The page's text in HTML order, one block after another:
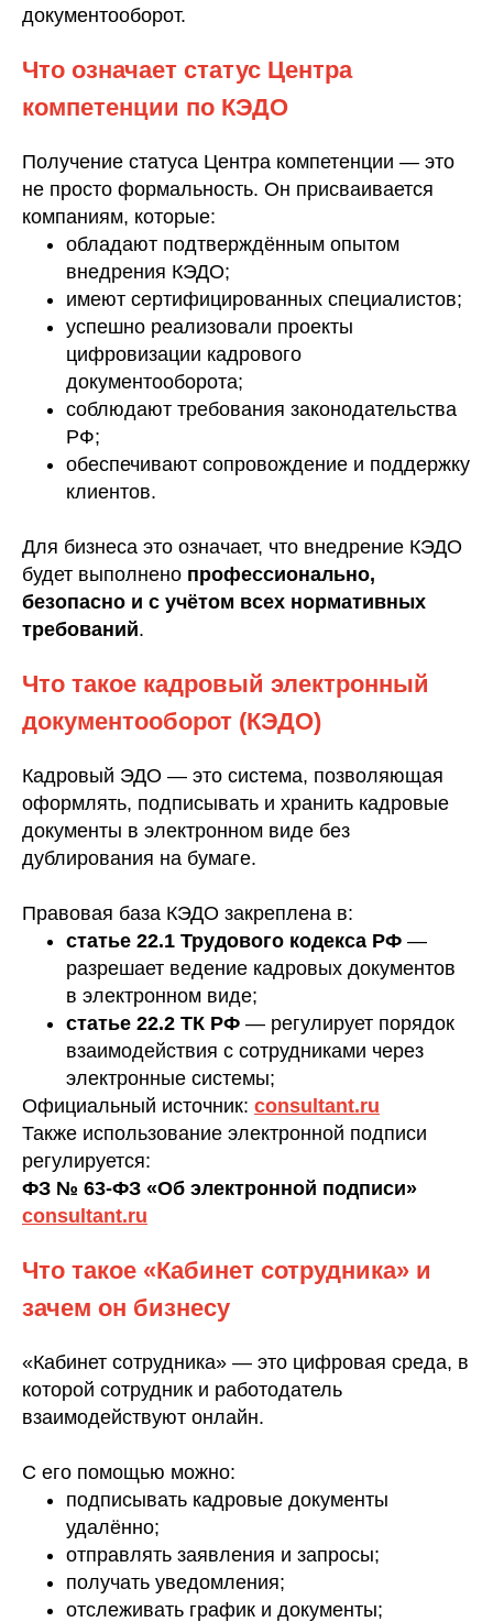
документооборот.
Что означает статус Центра
компетенции по КЭДО
Получение статуса Центра компетенции — это
не просто формальность. Он присваивается
компаниям, которые:
обладают подтверждённым опытом
внедрения КЭДО;
имеют сертифицированных специалистов;
успешно реализовали проекты
цифровизации кадрового
документооборота;
соблюдают требования законодательства
РФ;
обеспечивают сопровождение и поддержку
клиентов.
Для бизнеса это означает, что внедрение КЭДО
будет выполнено профессионально,
безопасно и с учётом всех нормативных
требований.
Что такое кадровый электронный
документооборот (КЭДО)
Кадровый ЭДО — это система, позволяющая
оформлять, подписывать и хранить кадровые
документы в электронном виде без
дублирования на бумаге.
Правовая база КЭДО закреплена в:
статье 22.1 Трудового кодекса РФ —
разрешает ведение кадровых документов
в электронном виде;
статье 22.2 ТК РФ — регулирует порядок
взаимодействия с сотрудниками через
электронные системы;
Официальный источник: consultant.ru
Также использование электронной подписи
регулируется:
ФЗ № 63-ФЗ «Об электронной подписи»
consultant.ru
Что такое «Кабинет сотрудника» и
зачем он бизнесу
«Кабинет сотрудника» — это цифровая среда, в
которой сотрудник и работодатель
взаимодействуют онлайн.
С его помощью можно:
подписывать кадровые документы
удалённо;
отправлять заявления и запросы;
получать уведомления;
отслеживать график и документы;